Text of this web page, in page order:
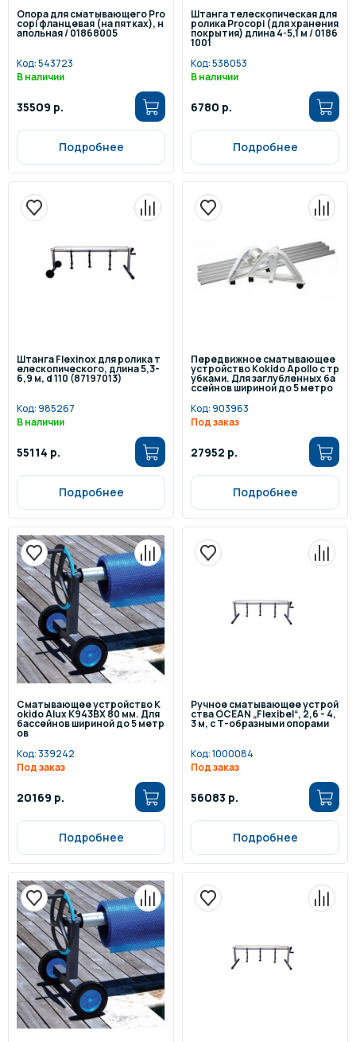
Опора для сматывающего Pro
copi фланцевая (на пятках), н
апольная / 01868005
Код:543723
В наличии
35509 р.
Подробнее
Штанга телескопическая для
ролика Procopi (для хранения
покрытия) длина 4-5,1 м / 0186
1001
Код:538053
В наличии
6780 р.
Подробнее
Штанга Flexinox для ролика т
елескопического, длина 5,3-
6,9 м, d 110 (87197013)
Код:985267
В наличии
55114 р.
Подробнее
Передвижное сматывающее
устройство Kokido Apollo с тр
убками. Для заглубленных ба
ссейнов шириной до 5 метро
Код:903963
Под заказ
27952 р.
Подробнее
Сматывающее устройство K
okido Alux K943BX 80 мм. Для
бассейнов шириной до 5 метр
ов
Код:339242
Под заказ
20169 р.
Подробнее
Ручное сматывающее устрой
ства OCEAN „Flexibel“, 2,6 - 4,
3 м, с Т-образными опорами
Код:1000084
Под заказ
56083 р.
Подробнее